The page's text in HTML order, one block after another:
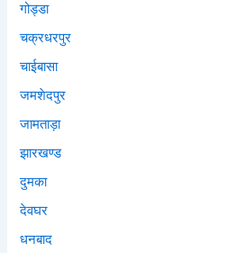
गोड्डा
चक्रधरपुर
चाईबासा
जमशेदपुर
जामताड़ा
झारखण्ड
दुमका
देवघर
धनबाद